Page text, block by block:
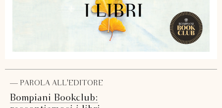
— PAROLA ALL'EDITORE
Bompiani Bookclub: